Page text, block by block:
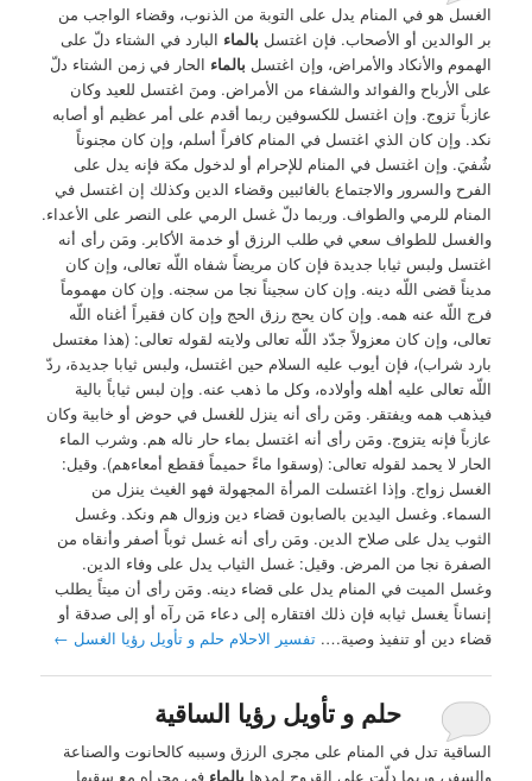
الغسل هو في المنام يدل على التوبة من الذنوب، وقضاء الواجب من
بر الوالدين أو الأصحاب. فإن اغتسل بالماء البارد في الشتاء دلّ على
الهموم والأنكاد والأمراض، وإن اغتسل بالماء الحار في زمن الشتاء دلّ
على الأرباح والفوائد والشفاء من الأمراض. ومنَ اغتسل للعيد وكان
عازباً تزوج. وإن اغتسل للكسوفين ربما أقدم على أمر عظيم أو أصابه
نكد. وإن كان الذي اغتسل في المنام كافراً أسلم، وإن كان مجنوناً
شُفيَ. وإن اغتسل في المنام للإحرام أو لدخول مكة فإنه يدل على
الفرح والسرور والاجتماع بالغائبين وقضاء الدين وكذلك إن اغتسل في
المنام للرمي والطواف. وربما دلّ غسل الرمي على النصر على الأعداء.
والغسل للطواف سعي في طلب الرزق أو خدمة الأكابر. ومَن رأى أنه
اغتسل ولبس ثيابا جديدة فإن كان مريضاً شفاه اللّه تعالى، وإن كان
مديناً قضى اللّه دينه. وإن كان سجيناً نجا من سجنه. وإن كان مهموماً
فرج اللّه عنه همه. وإن كان يحج رزق الحج وإن كان فقيراً أغناه اللّه
تعالى، وإن كان معزولاً جدّد اللّه تعالى ولايته لقوله تعالى: (هذا مغتسل
بارد شراب)، فإن أيوب عليه السلام حين اغتسل، ولبس ثيابا جديدة، ردّ
اللّه تعالى عليه أهله وأولاده، وكل ما ذهب عنه. وإن لبس ثياباً بالية
فيذهب همه ويفتقر. ومَن رأى أنه ينزل للغسل في حوض أو خابية وكان
عازباً فإنه يتزوج. ومَن رأى أنه اغتسل بماء حار ناله هم. وشرب الماء
الحار لا يحمد لقوله تعالى: (وسقوا ماءً حميماً فقطع أمعاءهم). وقيل:
الغسل زواج. وإذا اغتسلت المرأة المجهولة فهو الغيث ينزل من
السماء. وغسل اليدين بالصابون قضاء دين وزوال هم ونكد. وغسل
الثوب يدل على صلاح الدين. ومَن رأى أنه غسل ثوباً أصفر وأنقاه من
الصفرة نجا من المرض. وقيل: غسل الثياب يدل على وفاء الدين.
وغسل الميت في المنام يدل على قضاء دينه. ومَن رأى أن ميتاً يطلب
إنساناً يغسل ثيابه فإن ذلك افتقاره إلى دعاء مَن رآه أو إلى صدقة أو
قضاء دين أو تنفيذ وصية….تفسير الاحلام حلم و تأويل رؤيا الغسل ←
حلم و تأويل رؤيا الساقية
الساقية تدل في المنام على مجرى الرزق وسببه كالحانوت والصناعة
والسفر، وربما دلّت على القروح لمدها بالماء في مجراه مع سقيها